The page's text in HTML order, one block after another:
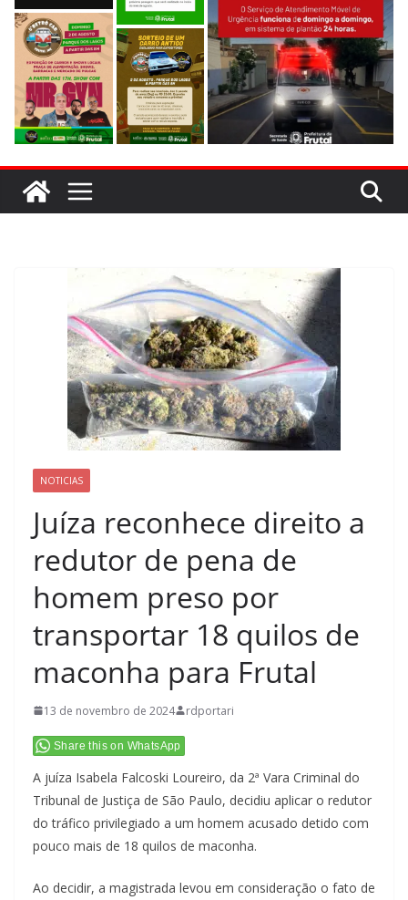
NOTICIAS
Juíza reconhece direito a
redutor de pena de
homem preso por
transportar 18 quilos de
maconha para Frutal
13 de novembro de 2024 rdportari
Share this on WhatsApp
A juíza Isabela Falcoski Loureiro, da 2ª Vara Criminal do
Tribunal de Justiça de São Paulo, decidiu aplicar o redutor
do tráfico privilegiado a um homem acusado detido com
pouco mais de 18 quilos de maconha.
Ao decidir, a magistrada levou em consideração o fato de